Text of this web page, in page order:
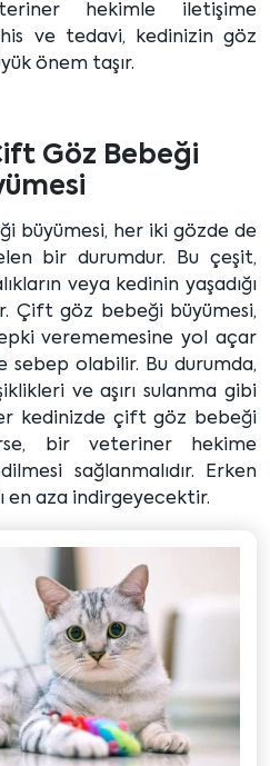
hekimle iletişime
ve tedavi, kedinizin göz
önem taşır.
Göz Bebeği
büyümesi, her iki gözde de
bir durumdur. Bu çeşit,
veya kedinin yaşadığı
Çift göz bebeği büyümesi,
verememesine yol açar
olabilir. Bu durumda,
ve aşırı sulanma gibi
kedinizde çift göz bebeği
bir veteriner hekime
sağlanmalıdır. Erken
en aza indirgeyecektir.